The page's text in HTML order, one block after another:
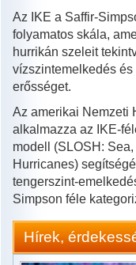
Az IKE a Saffir-
folyamatos skála,
hurrikán szeleit
vízszintemelkedés
erősséget.
Az amerikai Nemzeti
alkalmazza az IKE-
modell (SLOSH:
Hurricanes)
tengerszint-
Simpson féle
Hírek,